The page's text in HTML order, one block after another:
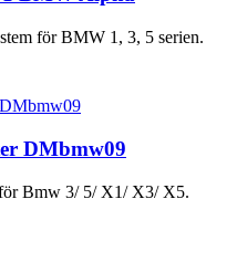
för BMW 1, 3, 5 serien.
DMbmw09
Bmw 3/ 5/ X1/ X3/ X5.